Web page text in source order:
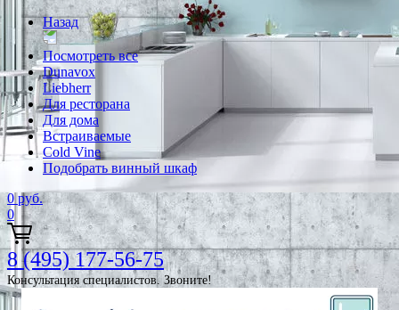
Назад
Посмотреть все
Dunavox
Liebherr
Для ресторана
Для дома
Встраиваемые
Cold Vine
Подобрать винный шкаф
0 руб.
0
8 (495) 177-56-75
Консультация специалистов. Звоните!